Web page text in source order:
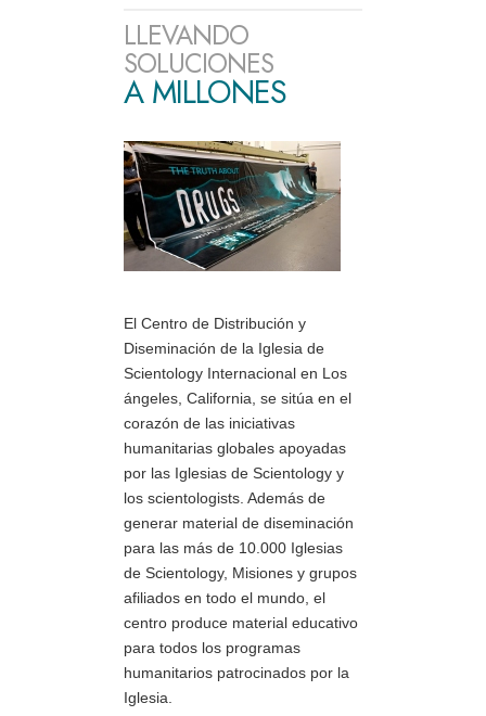
LLEVANDO
SOLUCIONES
A MILLONES
El Centro de Distribución y
Diseminación de la Iglesia de
Scientology Internacional en Los
ángeles, California, se sitúa en el
corazón de las iniciativas
humanitarias globales apoyadas
por las Iglesias de Scientology y
los scientologists. Además de
generar material de diseminación
para las más de 10.000 Iglesias
de Scientology, Misiones y grupos
afiliados en todo el mundo, el
centro produce material educativo
para todos los programas
humanitarios patrocinados por la
Iglesia.